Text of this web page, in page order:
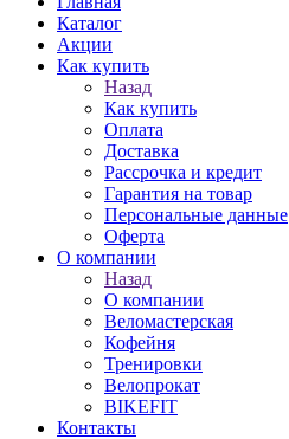
Каталог
Акции
Как купить
Назад
Как купить
Оплата
Доставка
Рассрочка и кредит
Гарантия на товар
Персональные данные
Оферта
О компании
Назад
О компании
Веломастерская
Кофейня
Тренировки
Велопрокат
BIKEFIT
Контакты